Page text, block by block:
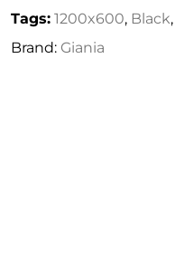
Tags: 1200x600, Black,
Brand: Giania